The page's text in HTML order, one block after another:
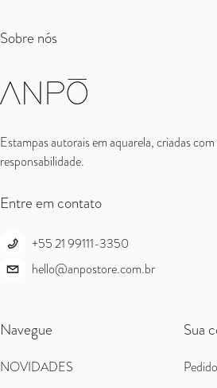
Sobre nós
Estampas autorais em aquarela, criadas
responsabilidade.
Entre em contato
+55 21 99111-3350
hello@anpostore.com.br
Navegue
NOVIDADES
Sua